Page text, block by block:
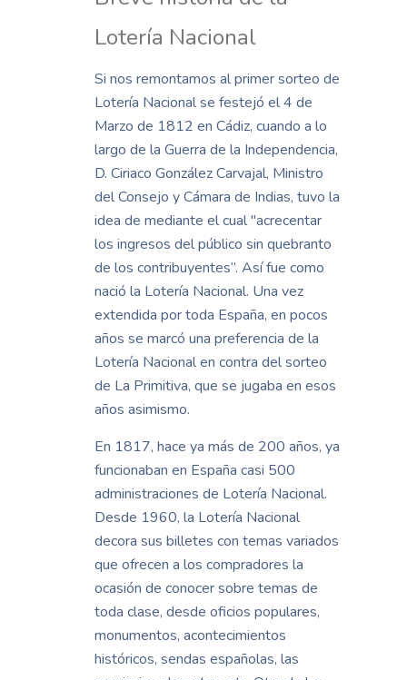
Lotería Nacional
Si nos remontamos al primer sorteo de
Lotería Nacional se festejó el 4 de
Marzo de 1812 en Cádiz, cuando a lo
largo de la Guerra de la Independencia,
D. Ciriaco González Carvajal, Ministro
del Consejo y Cámara de Indias, tuvo la
idea de mediante el cual "acrecentar
los ingresos del público sin quebranto
de los contribuyentes”. Así fue como
nació la Lotería Nacional. Una vez
extendida por toda España, en pocos
años se marcó una preferencia de la
Lotería Nacional en contra del sorteo
de La Primitiva, que se jugaba en esos
años asimismo.
En 1817, hace ya más de 200 años, ya
funcionaban en España casi 500
administraciones de Lotería Nacional.
Desde 1960, la Lotería Nacional
decora sus billetes con temas variados
que ofrecen a los compradores la
ocasión de conocer sobre temas de
toda clase, desde oficios populares,
monumentos, acontecimientos
históricos, sendas españolas, las